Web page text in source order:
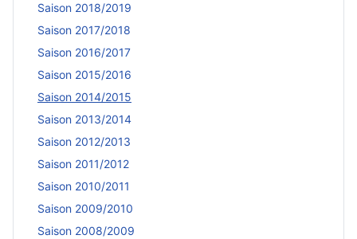
Saison 2018/2019
Saison 2017/2018
Saison 2016/2017
Saison 2015/2016
Saison 2014/2015
Saison 2013/2014
Saison 2012/2013
Saison 2011/2012
Saison 2010/2011
Saison 2009/2010
Saison 2008/2009